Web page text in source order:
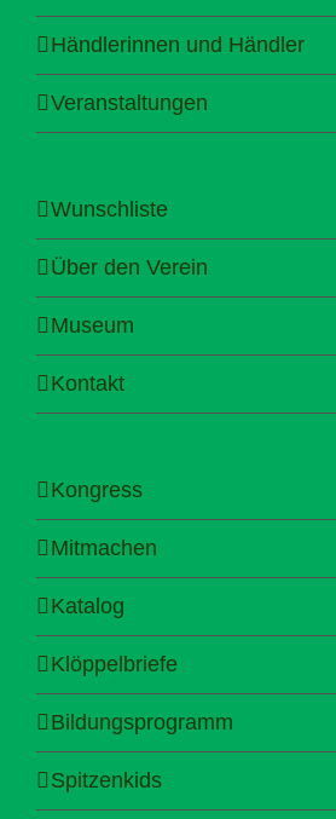
Händlerinnen und Händler
Veranstaltungen
Wunschliste
Über den Verein
Museum
Kontakt
Kongress
Mitmachen
Katalog
Klöppelbriefe
Bildungsprogramm
Spitzenkids